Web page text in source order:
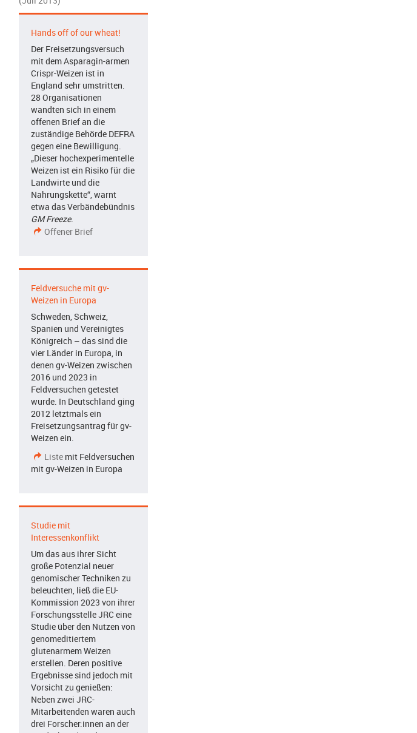
Hands off of our wheat!
Der Freisetzungsversuch
mit dem Asparagin-armen
Crispr-Weizen ist in
England sehr umstritten.
28 Organisationen
wandten sich in einem
offenen Brief an die
zuständige Behörde DEFRA
gegen eine Bewilligung.
„Dieser hochexperimentelle
Weizen ist ein Risiko für die
Landwirte und die
Nahrungskette“, warnt
etwa das Verbändebündnis
GM Freeze.
Offener Brief
Feldversuche mit gv-
Weizen in Europa
Schweden, Schweiz,
Spanien und Vereinigtes
Königreich – das sind die
vier Länder in Europa, in
denen gv-Weizen zwischen
2016 und 2023 in
Feldversuchen getestet
wurde. In Deutschland ging
2012 letztmals ein
Freisetzungsantrag für gv-
Weizen ein.
Liste mit Feldversuchen
mit gv-Weizen in Europa
Studie mit
Interessenkonflikt
Um das aus ihrer Sicht
große Potenzial neuer
genomischer Techniken zu
beleuchten, ließ die EU-
Kommission 2023 von ihrer
Forschungsstelle JRC eine
Studie über den Nutzen von
genomeditiertem
glutenarmem Weizen
erstellen. Deren positive
Ergebnisse sind jedoch mit
Vorsicht zu genießen:
Neben zwei JRC-
Mitarbeitenden waren auch
drei Forscher:innen an der